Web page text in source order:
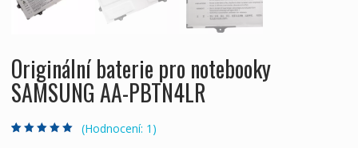
Originální baterie pro notebooky
SAMSUNG AA-PBTN4LR
(Hodnocení: 1 )